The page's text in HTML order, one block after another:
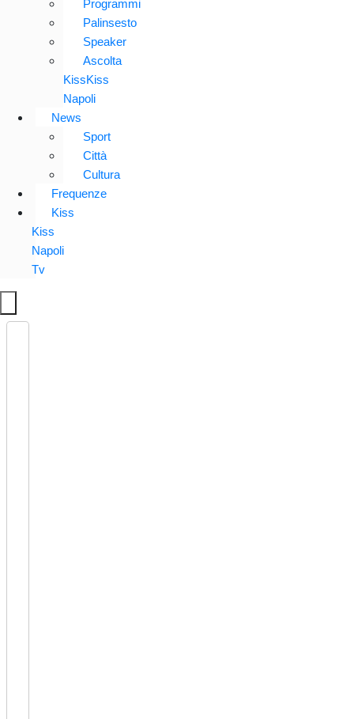
Programmi
Palinsesto
Speaker
Ascolta
KissKiss
Napoli
News
Sport
Città
Cultura
Frequenze
Kiss
Kiss
Napoli
Tv